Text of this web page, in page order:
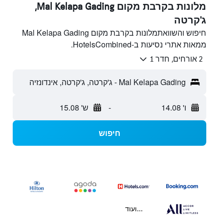
מלונות בקרבת מקום Mal Kelapa Gading,
ג'קרטה
חיפוש והשוואתמלונות בקרבת מקום Mal Kelapa Gading
ממאות אתרי נסיעות ב-HotelsCombined.
2 אורחים, חדר 1
Mal Kelapa Gading - ג'קרטה, ג'קרטה, אינדונזיה
ו' 14.08 - ש' 15.08
חיפוש
...ועוד